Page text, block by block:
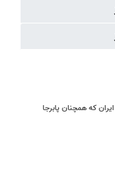
که همچنان پابرجا